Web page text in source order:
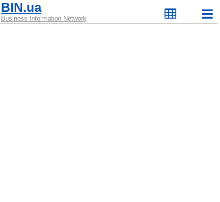
BIN.ua
Business Information Network